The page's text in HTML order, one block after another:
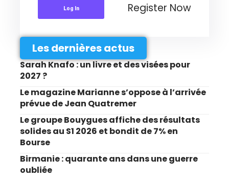
Log In Register Now
Les dernières actus
Sarah Knafo : un livre et des visées pour
2027 ?
Le magazine Marianne s’oppose à l’arrivée
prévue de Jean Quatremer
Le groupe Bouygues affiche des résultats
solides au S1 2026 et bondit de 7% en
Bourse
Birmanie : quarante ans dans une guerre
oubliée